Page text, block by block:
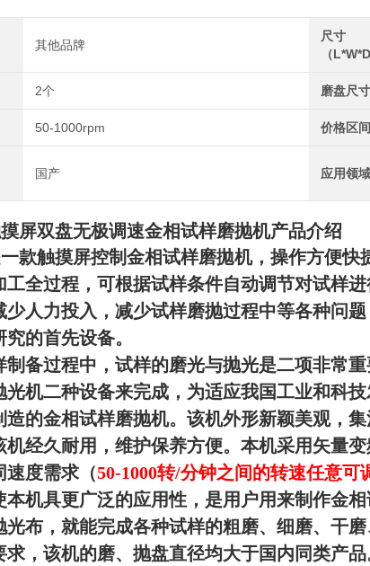
其他品牌
尺寸
（L*W*D
2个 磨盘尺寸
50-1000rpm 价格区间
国产 应用领域
屏双盘无极调速金相试样磨抛机产品介绍
款触摸屏控制金相试样磨拋机， 操作方便快
工全过程，可根据试样条件自动调节对试样
少人力投入，减少试样磨抛过程中等各种问
的首先设备。
制备过程中，试样的磨光与抛光是二项非常
光机二种设备来完成，为适应我国工业和科
造的金相试样磨抛机。该机外形新颖美观，集
机经久耐用，维护保养方便。 本机采用矢量
速度需求（50-1000转/分钟之间的转速任意可
本机具更广泛的应用性，是用户用来制作金相
光布，就能完成各种试样的粗磨、细磨、干
求，该机的磨、抛盘直径均大于国内同类产